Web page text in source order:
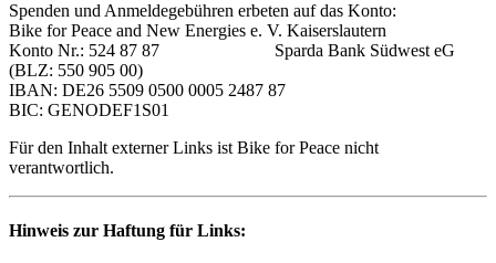
Spenden und Anmeldegebühren erbeten auf das Konto:
Bike for Peace and New Energies e. V. Kaiserslautern
Konto Nr.: 524 87 87 Sparda Bank Südwest eG
(BLZ: 550 905 00)
IBAN: DE26 5509 0500 0005 2487 87
BIC: GENODEF1S01
Für den Inhalt externer Links ist Bike for Peace nicht
verantwortlich.
Hinweis zur Haftung für Links: